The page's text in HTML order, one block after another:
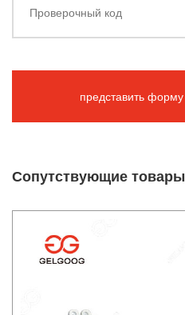
представить форму
Cопутствующие товары